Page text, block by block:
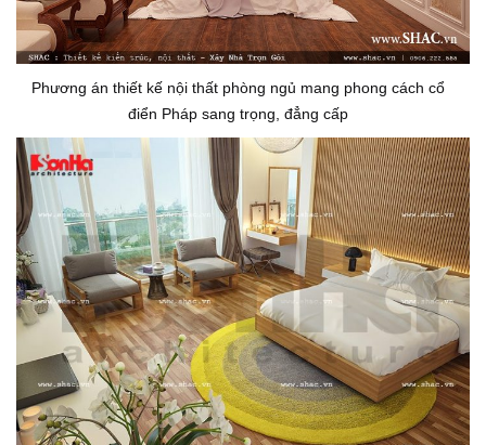
Phương án thiết kế nội thất phòng ngủ mang phong cách cổ
điển Pháp sang trọng, đẳng cấp